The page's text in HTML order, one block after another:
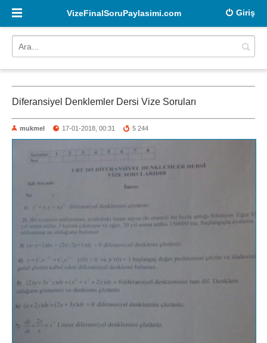
Giriş
VizeFinalSoruPaylasimi.com
Diferansiyel Denklemler Dersi Vize Soruları
mukmel 17-01-2018, 00:31 5 244